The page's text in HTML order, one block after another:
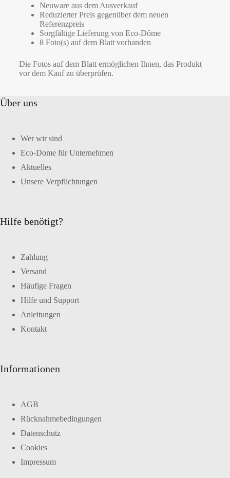
Neuware aus dem Ausverkauf
Reduzierter Preis gegenüber dem neuen
Referenzpreis
Sorgfältige Lieferung von Eco-Dôme
8 Foto(s) auf dem Blatt vorhanden
Die Fotos auf dem Blatt ermöglichen Ihnen, das Produkt
vor dem Kauf zu überprüfen.
Über uns
Wer wir sind
Eco-Dome für Unternehmen
Aktuelles
Unsere Verpflichtungen
Hilfe benötigt?
Zahlung
Versand
Häufige Fragen
Hilfe und Support
Anleitungen
Kontakt
Informationen
AGB
Rücknahmebedingungen
Datenschutz
Cookies
Impressum